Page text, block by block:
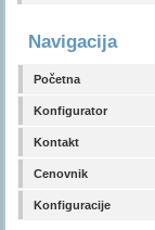
Navigacija
Početna
Konfigurator
Kontakt
Cenovnik
Konfiguracije